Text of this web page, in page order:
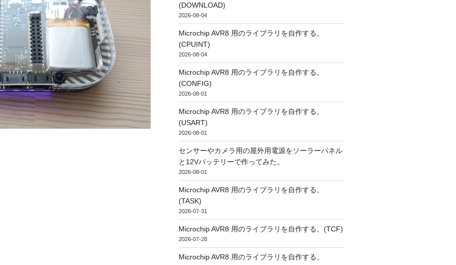
(DOWNLOAD)
2026-08-04
Microchip AVR8 用のライブラリを自作する。
(CPUINT)
2026-08-04
Microchip AVR8 用のライブラリを自作する。
(CONFIG)
2026-08-01
Microchip AVR8 用のライブラリを自作する。
(USART)
2026-08-01
センサーやカメラ用の屋外用電源をソーラーパネル
と12Vバッテリーで作ってみた。
2026-08-01
Microchip AVR8 用のライブラリを自作する。
(TASK)
2026-07-31
Microchip AVR8 用のライブラリを自作する。(TCF)
2026-07-28
Microchip AVR8 用のライブラリを自作する。